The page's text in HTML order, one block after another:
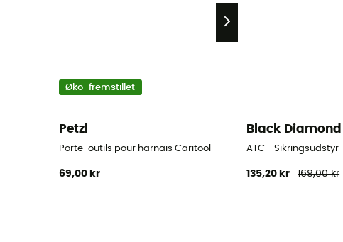
Øko-fremstillet
Petzl
Porte-outils pour harnais Caritool
69,00 kr
Black Diamond
ATC - Sikringsudstyr
135,20 kr 169,00 kr